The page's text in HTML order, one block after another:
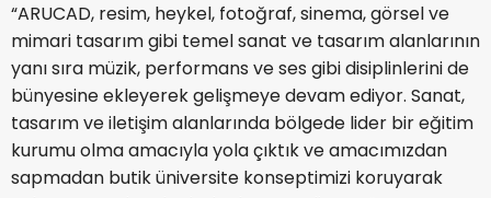
“ARUCAD, resim, heykel, fotoğraf, sinema, görsel ve
mimari tasarım gibi temel sanat ve tasarım alanlarının
yanı sıra müzik, performans ve ses gibi disiplinlerini de
bünyesine ekleyerek gelişmeye devam ediyor. Sanat,
tasarım ve iletişim alanlarında bölgede lider bir eğitim
kurumu olma amacıyla yola çıktık ve amacımızdan
sapmadan butik üniversite konseptimizi koruyarak